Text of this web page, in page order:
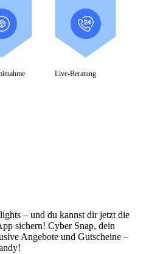
(Alle anzeigen)
Live-Beratung
– und du kannst dir jetzt die
sichern! Cyber Snap, dein
Angebote und Gutscheine –